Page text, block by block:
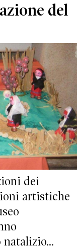
del
dei
artistiche